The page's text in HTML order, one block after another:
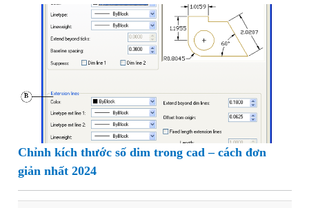
Chỉnh kích thước số dim trong cad – cách đơn
giản nhất 2024